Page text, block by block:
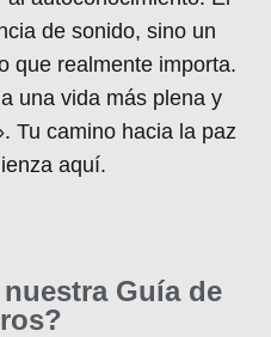
de sonido, sino un
que realmente importa.
una vida más plena y
Tu camino hacia la paz
aquí.
Guía de